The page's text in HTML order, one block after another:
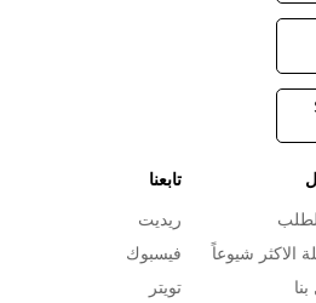
الاكثر شيوعاً
تابعنا
ريديت
فيسبوك
تويتر